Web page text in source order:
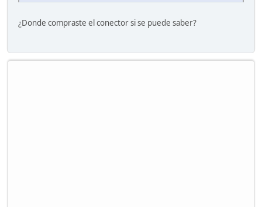
¿Donde compraste el conector si se puede saber?